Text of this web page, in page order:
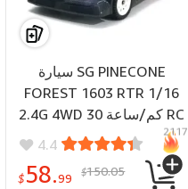
سيارة SG PINECONE
FOREST 1603 RTR 1/16
2.4G 4WD 30 كم/ساعة RC
مزودة بضوء LED ومركبات
تحكم متناسبة على الطريق
4.4
$58.99 $150.05
2117